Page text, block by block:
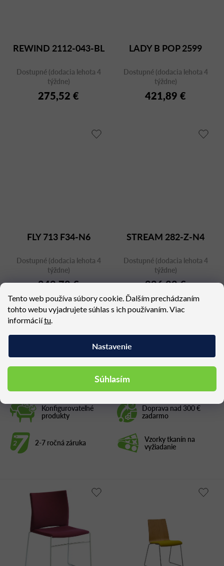
Tento web používa súbory cookie. Ďalším prechádzaním
tohto webu vyjadrujete súhlas s ich používaním. Viac
informáciítu
Nastavenie
Súhlasím
Konfigurovateľné
produkty
Doprava nad 300 €
zadarmo
2-7 ročná záruka Vzorky tkanín na
vyžiadanie
REWIND 2112-043-BL
Dostupné (dodacia lehota 4
týždne)
275,52 €
LADY B POP 2599
Dostupné (dodacia lehota 4
týždne)
421,89 €
FLY 713 F34-N6
Dostupné (dodacia lehota 4
týždne)
843,78 €
STREAM 282-Z-N4
Dostupné (dodacia lehota 4
týždne)
226,32 €
Podobné produkty